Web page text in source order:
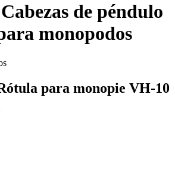
de péndulo
monopodos
para monopie VH-10